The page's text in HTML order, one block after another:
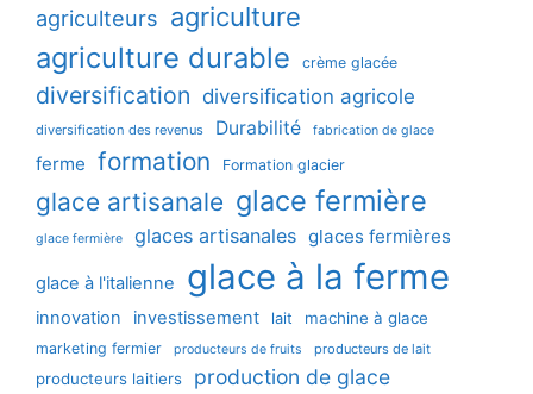
agriculteurs agriculture
agriculture durable crème glacée
diversification diversification agricole
diversification des revenus Durabilité fabrication de glace
ferme formation Formation glacier
glace artisanale glace fermière
glace fermière glaces artisanales glaces fermières
glace à l'italienne glace à la ferme
innovation investissement lait machine à glace
marketing fermier producteurs de fruits producteurs de lait
producteurs laitiers production de glace